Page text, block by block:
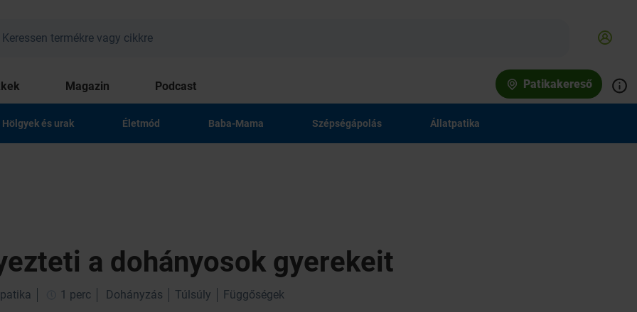
Magazin Podcast Patikakereső
Hölgyek és urak Életmód Baba-Mama Szépségápolás Állatpatika
a dohányosok gyerekeit
1 perc Dohányzás Túlsúly
Függőségek